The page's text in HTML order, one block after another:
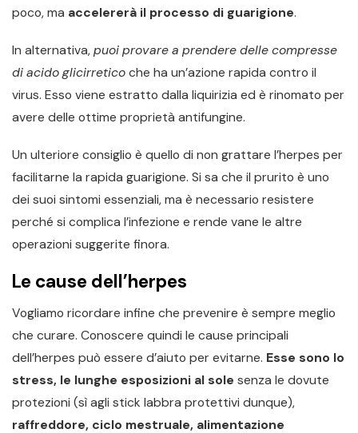
poco, ma accelererà il processo di guarigione.
In alternativa,puoi provare a prendere delle compresse
di acido glicirreticoche ha un’azione rapida contro il
virus. Esso viene estratto dalla liquirizia ed è rinomato per
avere delle ottime proprietà antifungine.
Un ulteriore consiglio è quello di non grattare l’herpes per
facilitarne la rapida guarigione. Si sa che il prurito è uno
dei suoi sintomi essenziali, ma è necessario resistere
perché si complica l’infezione e rende vane le altre
operazioni suggerite finora.
Le cause dell’herpes
Vogliamo ricordare infine che prevenire è sempre meglio
che curare. Conoscere quindi le cause principali
dell’herpes può essere d’aiuto per evitarne. Esse sono lo
stress, le lunghe esposizioni al sole senza le dovute
protezioni (sì agli stick labbra protettivi dunque),
raffreddore, ciclo mestruale, alimentazione